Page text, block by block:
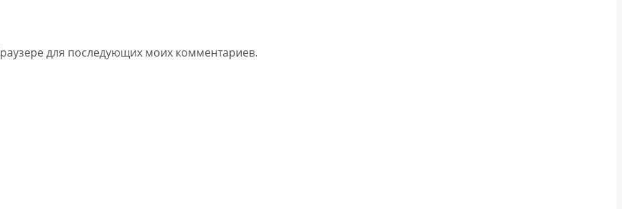
для последующих моих комментариев.